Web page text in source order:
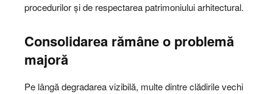
procedurilor și de respectarea patrimoniului arhitectural.
Consolidarea rămâne o problemă
majoră
Pe lângă degradarea vizibilă, multe dintre clădirile vechi